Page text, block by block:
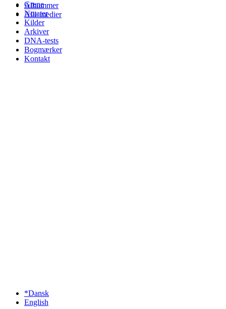
Albummer
Alle medier
Grene
Notater
Kilder
Arkiver
DNA-tests
Bogmærker
Kontakt
*Dansk
English